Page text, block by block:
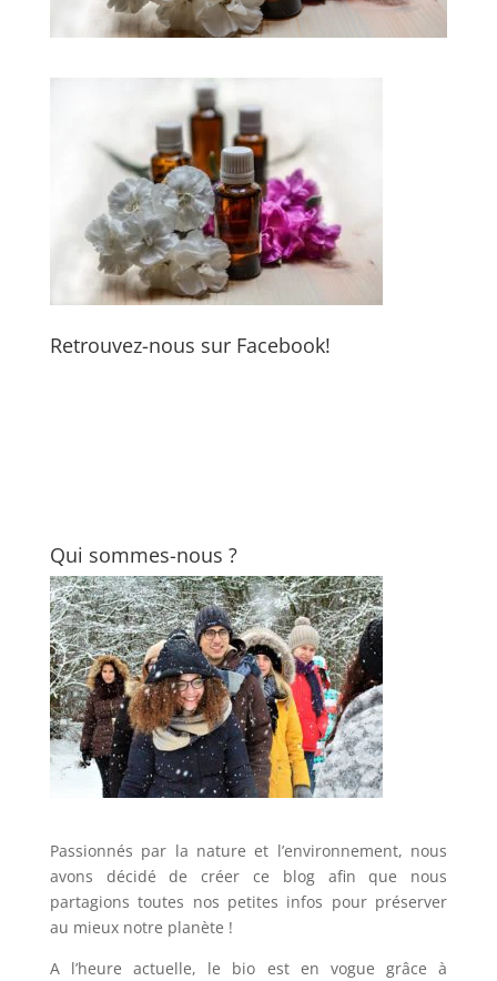
Retrouvez-nous sur Facebook!
Qui sommes-nous ?
Passionnés par la nature et l’environnement, nous
avons décidé de créer ce blog afin que nous
partagions toutes nos petites infos pour préserver
au mieux notre planète !
A l’heure actuelle, le bio est en vogue grâce à